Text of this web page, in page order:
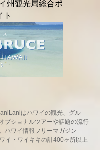
はハワイの観光、グル
プショナルツアーや話題の流行
ハワイ情報フリーマガジン
イ・ワイキキの計400ヶ所以上